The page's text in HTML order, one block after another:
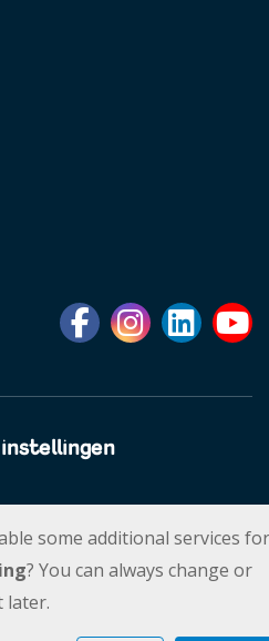
Social Schools
some additional services for
? You can always change or
later.